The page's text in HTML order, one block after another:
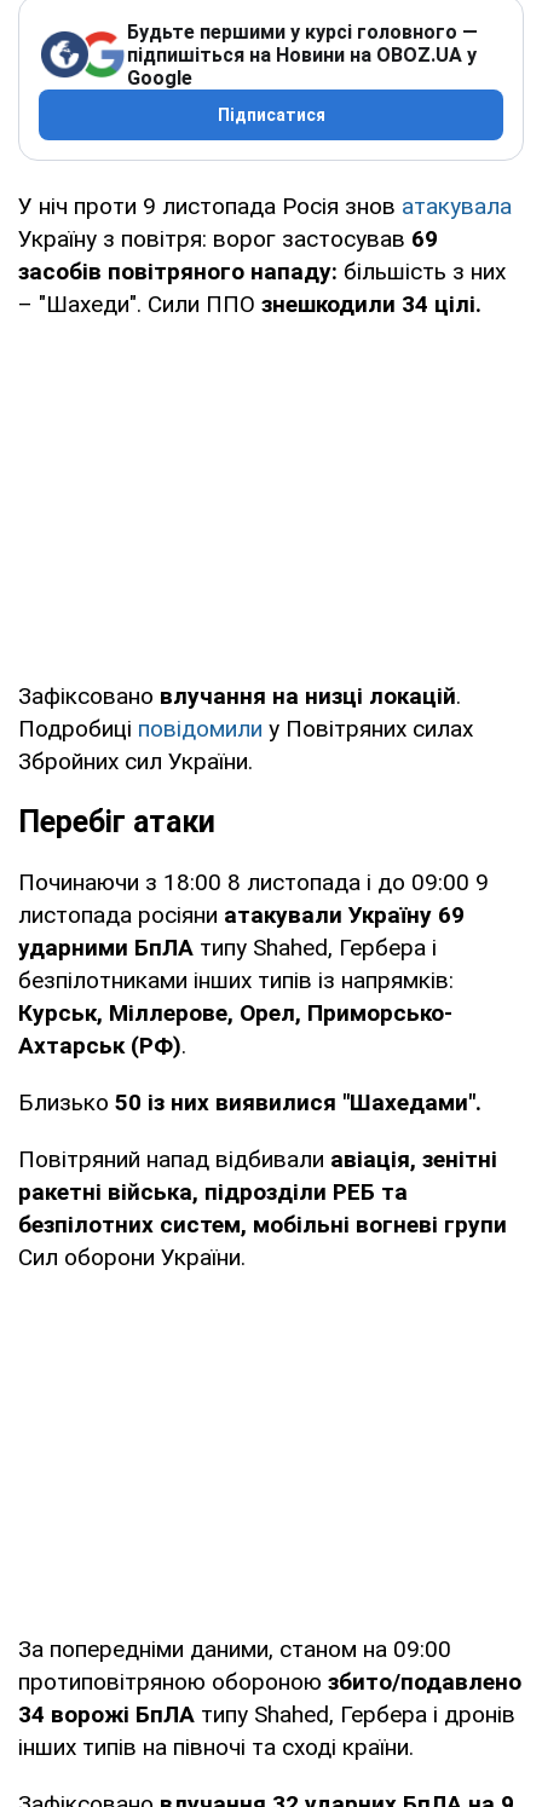
Будьте першими у курсі головного —
підпишіться на Новини на OBOZ.UA у
Google
Підписатися
У ніч проти 9 листопада Росія знов атакувала
Україну з повітря: ворог застосував 69
засобів повітряного нападу: більшість з них
– "Шахеди". Сили ППО знешкодили 34 цілі.
Зафіксовано влучання на низці локацій.
Подробиці повідомили у Повітряних силах
Збройних сил України.
Перебіг атаки
Починаючи з 18:00 8 листопада і до 09:00 9
листопада росіяни атакували Україну 69
ударними БпЛА типу Shahed, Гербера і
безпілотниками інших типів із напрямків:
Курськ, Міллерове, Орел, Приморсько-
Ахтарськ (РФ).
Близько 50 із них виявилися "Шахедами".
Повітряний напад відбивали авіація, зенітні
ракетні війська, підрозділи РЕБ та
безпілотних систем, мобільні вогневі групи
Сил оборони України.
За попередніми даними, станом на 09:00
протиповітряною обороною збито/подавлено
34 ворожі БпЛА типу Shahed, Гербера і дронів
інших типів на півночі та сході країни.